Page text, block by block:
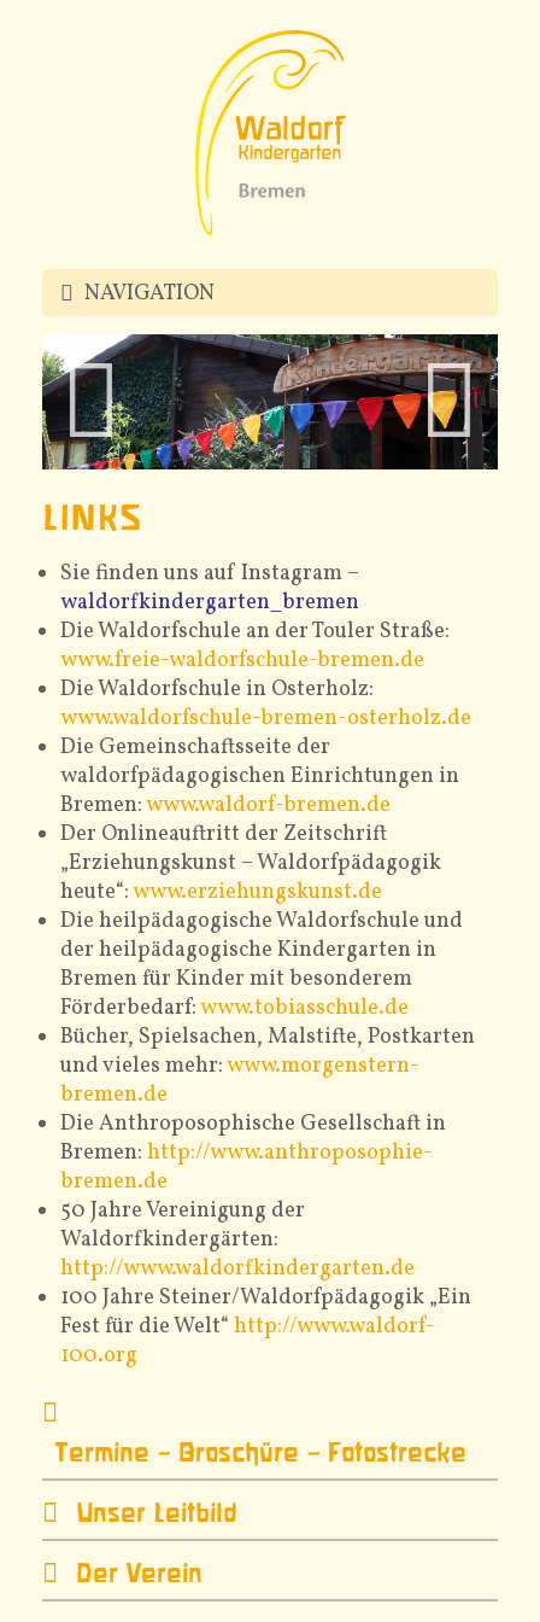
NAVIGATION
PÄDAGOGIK
KINDERGARTEN
U3-GRUPPEN
ELTERN
LINKS
Sie finden uns auf Instagram –
waldorfkindergarten_bremen
Die Waldorfschule an der Touler Straße:
www.freie-waldorfschule-bremen.de
Die Waldorfschule in Osterholz:
www.waldorfschule-bremen-osterholz.de
Die Gemeinschaftsseite der
waldorfpädagogischen Einrichtungen in
Bremen:www.waldorf-bremen.de
Der Onlineauftritt der Zeitschrift
„Erziehungskunst – Waldorfpädagogik
heute“:www.erziehungskunst.de
Die heilpädagogische Waldorfschule und
der heilpädagogische Kindergarten in
Bremen für Kinder mit besonderem
Förderbedarf:www.tobiasschule.de
Bücher, Spielsachen, Malstifte, Postkarten
und vieles mehr:www.morgenstern-
bremen.de
Die Anthroposophische Gesellschaft in
Bremen: http://www.anthroposophie-
bremen.de
50 Jahre Vereinigung der
Waldorfkindergärten:
http://www.waldorfkindergarten.de
100 Jahre Steiner/Waldorfpädagogik „Ein
Fest für die Welt“ http://www.waldorf-
100.org
Termine – Broschüre – Fotostrecke
Unser Leitbild
Der Verein